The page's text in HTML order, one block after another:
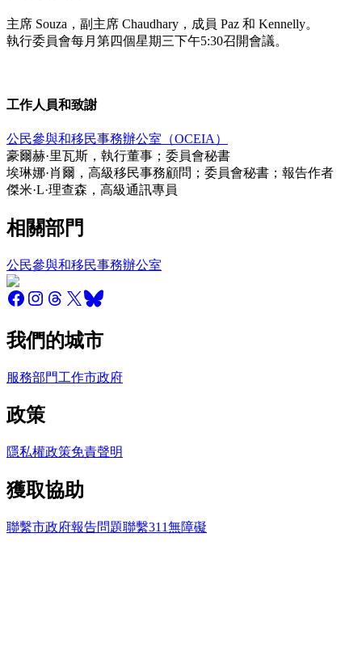
主席 Souza，副主席 Chaudhary，成員 Paz 和 Kennelly。
執行委員會每月第四個星期三下午5:30召開會議。
工作人員和致謝
公民參與和移民事務辦公室（OCEIA）
豪爾赫·里瓦斯，執行董事；委員會秘書
埃琳娜·肖爾，高級移民事務顧問；委員會秘書；報告作者
傑米·L·理查森，高級通訊專員
相關部門
公民參與和移民事務辦公室
我們的城市
服務部門工作市政府
政策
隱私權政策免責聲明
獲取協助
聯繫市政府報告問題聯繫311無障礙